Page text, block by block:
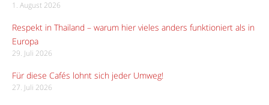
1. August 2026
Respekt in Thailand – warum hier vieles anders funktioniert als in
Europa
29. Juli 2026
Für diese Cafés lohnt sich jeder Umweg!
27. Juli 2026